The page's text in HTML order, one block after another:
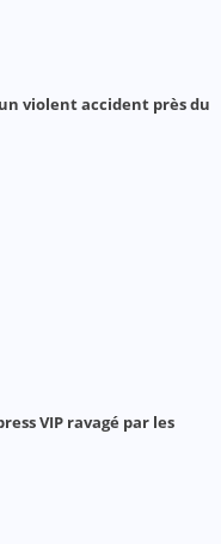
violent accident près du
VIP ravagé par les